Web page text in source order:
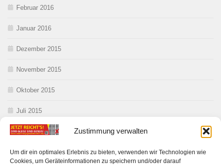
Zustimmung verwalten
Um dir ein optimales Erlebnis zu bieten, verwenden wir Technologien wie
Cookies, um Geräteinformationen zu speichern und/oder darauf
Februar 2016
Januar 2016
Dezember 2015
November 2015
Oktober 2015
Juli 2015
Juni 2015
Mai 2015